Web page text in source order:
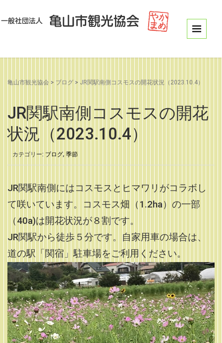
亀山市観光協会 > ブログ > JR関駅南側コスモスの開花状況（2023.10.4）
JR関駅南側コスモスの開花
状況（2023.10.4）
カテゴリー: ブログ, 季節
JR関駅南側にはコスモスとヒマワリがコラボし
て咲いています。コスモス畑（1.2ha）の一部
（40a)は開花状況が８割です。
JR関駅から徒歩５分です。自家用車の場合は、
道の駅「関宿」駐車場をご利用ください。